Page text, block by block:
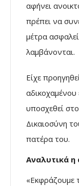
αφήνει
πρέπει να
μέτρα
λαμβάνονται.
Είχε
αδικοχαμένου
υποσχεθεί
Δικαιοσύνη
πατέρα του.
Αναλυτικά
«Εκφράζουμε